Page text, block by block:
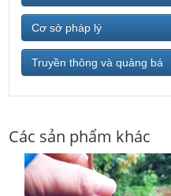
Cơ sở pháp lý
Truyền thông và quảng bá
Các sản phẩm khác